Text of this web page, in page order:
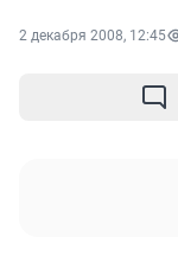
2 декабря 2008, 12:45